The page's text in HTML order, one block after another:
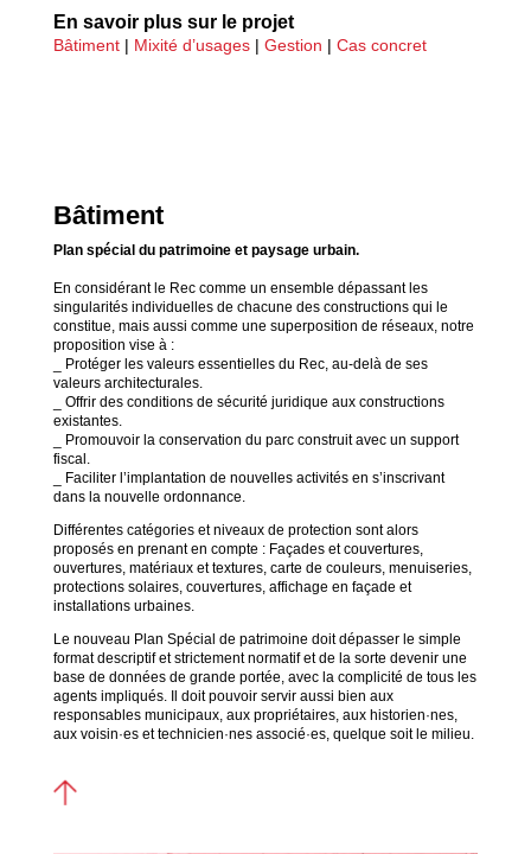
En savoir plus sur le projet
Bâtiment| Mixité d’usages| Gestion | Cas concret
Bâtiment
Plan spécial du patrimoine et paysage urbain.
En considérant le Rec comme un ensemble dépassant les
singularités individuelles de chacune des constructions qui le
constitue, mais aussi comme une superposition de réseaux, notre
proposition vise à :
_ Protéger les valeurs essentielles du Rec, au-delà de ses
valeurs architecturales.
_ Offrir des conditions de sécurité juridique aux constructions
existantes.
_ Promouvoir la conservation du parc construit avec un support
fiscal.
_ Faciliter l’implantation de nouvelles activités en s’inscrivant
dans la nouvelle ordonnance.
Différentes catégories et niveaux de protection sont alors
proposés en prenant en compte : Façades et couvertures,
ouvertures, matériaux et textures, carte de couleurs, menuiseries,
protections solaires, couvertures, affichage en façade et
installations urbaines.
Le nouveau Plan Spécial de patrimoine doit dépasser le simple
format descriptif et strictement normatif et de la sorte devenir une
base de données de grande portée, avec la complicité de tous les
agents impliqués. Il doit pouvoir servir aussi bien aux
responsables municipaux, aux propriétaires, aux historien·nes,
aux voisin·es et technicien·nes associé·es, quelque soit le milieu.